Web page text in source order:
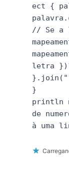
ect {
// Se a
letra
}
println
de
à uma